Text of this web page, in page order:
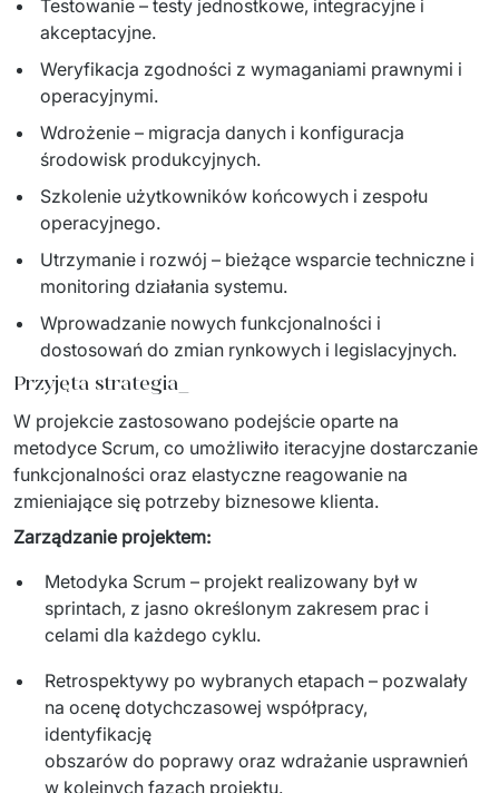
Testowanie – testy jednostkowe, integracyjne i
akceptacyjne.
Weryfikacja zgodności z wymaganiami prawnymi i
operacyjnymi.
Wdrożenie – migracja danych i konfiguracja
środowisk produkcyjnych.
Szkolenie użytkowników końcowych i zespołu
operacyjnego.
Utrzymanie i rozwój – bieżące wsparcie techniczne i
monitoring działania systemu.
Wprowadzanie nowych funkcjonalności i
dostosowań do zmian rynkowych i legislacyjnych.
Przyjęta strategia_
W projekcie zastosowano podejście oparte na
metodyce Scrum, co umożliwiło iteracyjne dostarczanie
funkcjonalności oraz elastyczne reagowanie na
zmieniające się potrzeby biznesowe klienta.
Zarządzanie projektem:
Metodyka Scrum – projekt realizowany był w
sprintach, z jasno określonym zakresem prac i
celami dla każdego cyklu.
Retrospektywy po wybranych etapach – pozwalały
na ocenę dotychczasowej współpracy,
identyfikację
obszarów do poprawy oraz wdrażanie usprawnień
w kolejnych fazach projektu.